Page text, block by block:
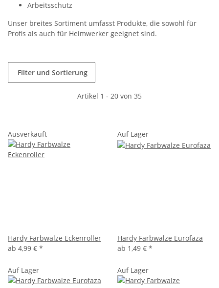
Arbeitsschutz
Unser breites Sortiment umfasst Produkte, die sowohl für
Profis als auch für Heimwerker geeignet sind.
Filter und Sortierung
Artikel 1 - 20 von 35
Ausverkauft
Hardy Farbwalze Eckenroller
ab 4,99 € *
Auf Lager
Hardy Farbwalze Eurofaza
ab 1,49 € *
Auf Lager Auf Lager